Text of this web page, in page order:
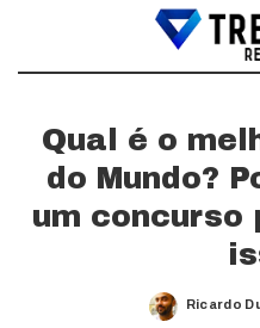
Qual é o
do Mundo?
um concurso
Posted
Ricardo